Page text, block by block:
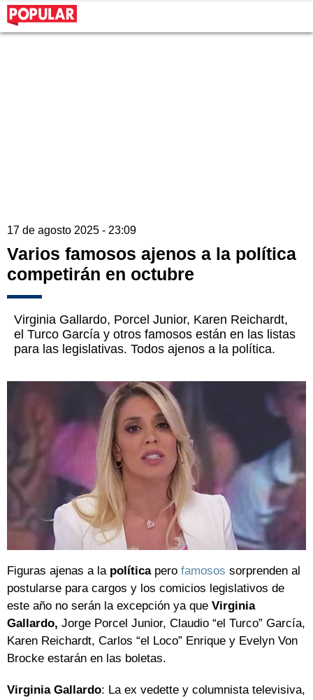
17 de agosto 2025 - 23:09
Varios famosos ajenos a la política
competirán en octubre
Virginia Gallardo, Porcel Junior, Karen Reichardt,
el Turco García y otros famosos están en las listas
para las legislativas. Todos ajenos a la política.
Figuras ajenas a la políticapero famosos sorprenden al
postularse para cargos y los comicios legislativos de
este año no serán la excepción ya que Virginia
Gallardo, Jorge Porcel Junior, Claudio “el Turco” García,
Karen Reichardt, Carlos “el Loco” Enrique y Evelyn Von
Brocke estarán en las boletas.
Virginia Gallardo: La ex vedette y columnista televisiva,